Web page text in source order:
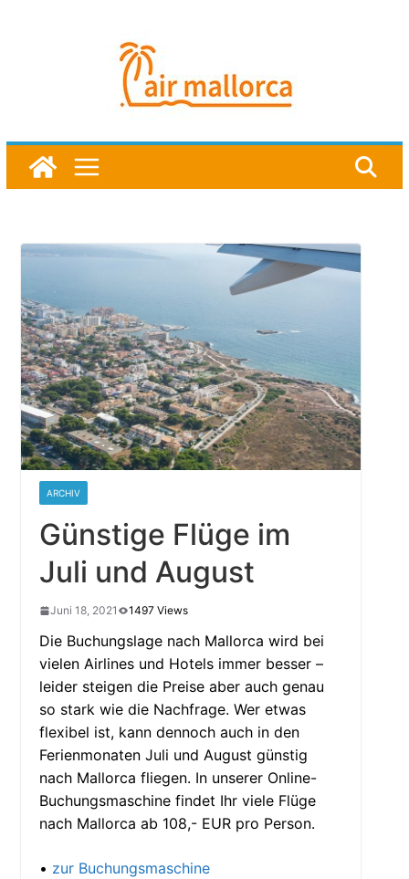
ARCHIV
Günstige Flüge im
Juli und August
Juni 18, 2021 1497 Views
Die Buchungslage nach Mallorca wird bei
vielen Airlines und Hotels immer besser –
leider steigen die Preise aber auch genau
so stark wie die Nachfrage. Wer etwas
flexibel ist, kann dennoch auch in den
Ferienmonaten Juli und August günstig
nach Mallorca fliegen. In unserer Online-
Buchungsmaschine findet Ihr viele Flüge
nach Mallorca ab 108,- EUR pro Person.
• zur Buchungsmaschine